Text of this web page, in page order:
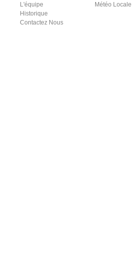
L'équipe
Historique
Contactez Nous
Météo Locale